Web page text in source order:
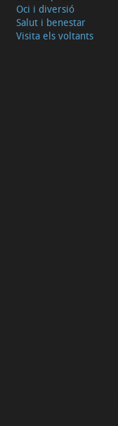
Oci i diversió
Salut i benestar
Visita els voltants